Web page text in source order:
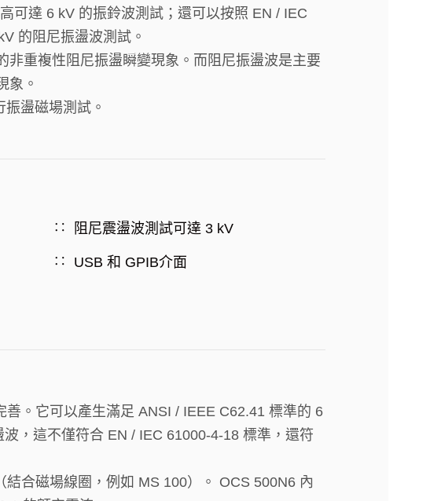
可達 6 kV 的振鈴波測試；還可以按照 EN / IEC
的阻尼振盪波測試。
重複性阻尼振盪瞬變現象。而阻尼振盪波是主要
象。
盪磁場測試。
阻尼震盪波測試可達 3 kV
USB 和 GPIB介面
。它可以產生滿足 ANSI / IEEE C62.41 標準的 6
，這不僅符合 EN / IEC 61000-4-18 標準，還符
合磁場線圈，例如 MS 100）。 OCS 500N6 內